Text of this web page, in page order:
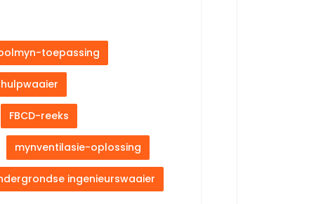
toepassing
hulpwaaier
FBCD-reeks
mynventilasie-oplossing
ingenieurswaaier